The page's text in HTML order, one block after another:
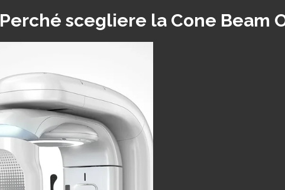
Perché scegliere la Cone Beam